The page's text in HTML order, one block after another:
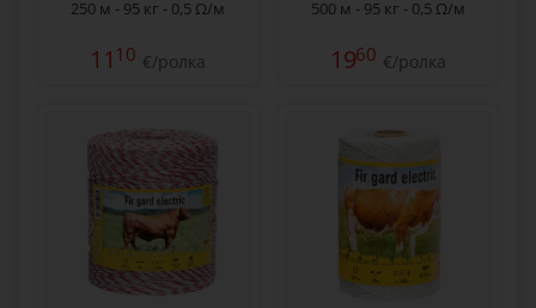
250 м - 95 кг - 0,5 Ω/м
11 10 €/ролка
500 м - 95 кг - 0,5 Ω/м
1960 €/ролка